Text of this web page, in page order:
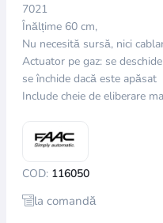
7021
Înălțime 60 cm,
Nu necesită sursă, nici
Actuator pe gaz: se
se închide dacă este apăsat
Include cheie de eliberare
COD: 116050
la comandă